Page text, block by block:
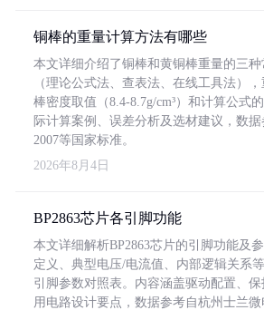
铜棒的重量计算方法有哪些
本文详细介绍了铜棒和黄铜棒重量的三
（理论公式法、查表法、在线工具法）
棒密度取值（8.4-8.7g/cm³）和计算公式
际计算案例、误差分析及选材建议，数据
2007等国家标准。
2026年8月4日
BP2863芯片各引脚功能
本文详细解析BP2863芯片的引脚功能及
定义、典型电压/电流值、内部逻辑关系
引脚参数对照表。内容涵盖驱动配置、
用电路设计要点，数据参考自杭州士兰